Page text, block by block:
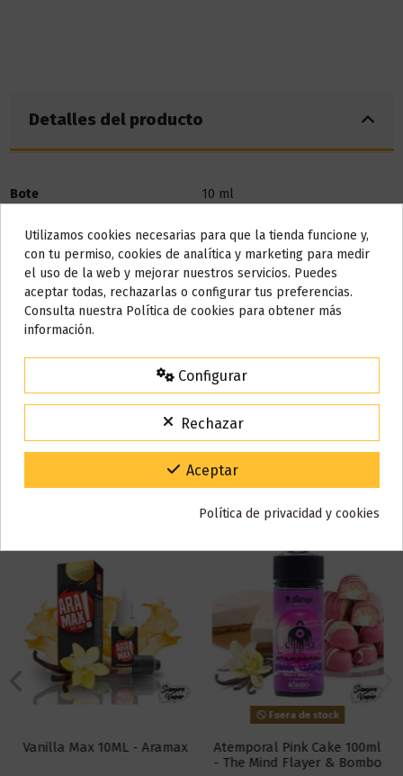
Detalles del producto
Bote 10 ml
Base 50% VG / 50% PG
Marca Bombo
Referencia 001564
En stock 96 Artículos
También puede que te guste
Vanilla Max 10ML - Aramax
Fuera de stock
Atemporal Pink Cake 100ml
- The Mind Flayer & Bombo
Do not show again.
AVISO IMPORTANTE
Nos tomamos unos días
15% de descuento
Código:VACACIONES15
Gracias por tu paciencia y por seguir confiando en nosotros.
Utilizamos cookies necesarias para que la tienda funcione y,
con tu permiso, cookies de analítica y marketing para medir
el uso de la web y mejorar nuestros servicios. Puedes
aceptar todas, rechazarlas o configurar tus preferencias.
Consulta nuestra Política de cookies para obtener más
información.
Configurar
Rechazar
Aceptar
Política de privacidad y cookies